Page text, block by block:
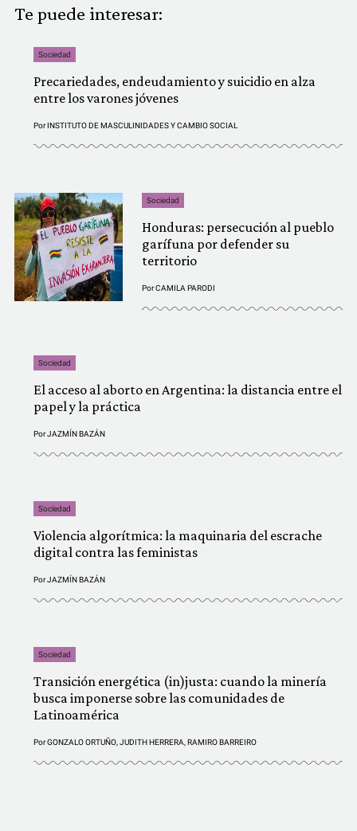
Te puede interesar:
Sociedad
Precariedades, endeudamiento y suicidio en alza
entre los varones jóvenes
PorINSTITUTO DE MASCULINIDADES Y CAMBIO SOCIAL
Sociedad
Honduras: persecución al pueblo
garífuna por defender su
territorio
PorCAMILA PARODI
Sociedad
El acceso al aborto en Argentina: la distancia entre el
papel y la práctica
PorJAZMÍN BAZÁN
Sociedad
Violencia algorítmica: la maquinaria del escrache
digital contra las feministas
PorJAZMÍN BAZÁN
Sociedad
Transición energética (in)justa: cuando la minería
busca imponerse sobre las comunidades de
Latinoamérica
PorGONZALO ORTUÑO JUDITH HERRERA RAMIRO BARREIRO